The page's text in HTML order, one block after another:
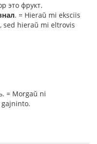
это фрукт.
. = Hieraŭ mi eksciis
sed hieraŭ mi eltrovis
= Morgaŭ ni
gajninto.